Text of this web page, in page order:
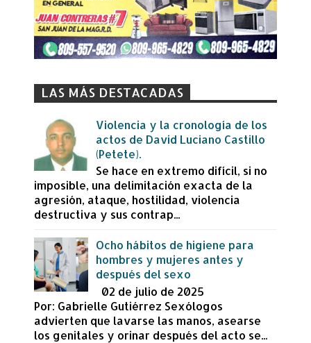
LAS MÁS DESTACADAS
Violencia y la cronología de los
actos de David Luciano Castillo
(Petete).
Se hace en extremo difícil, si no
imposible, una delimitación exacta de la
agresión, ataque, hostilidad, violencia
destructiva y sus contrap...
Ocho hábitos de higiene para
hombres y mujeres antes y
después del sexo
02 de julio de 2025
Por: Gabrielle Gutiérrez Sexólogos
advierten que lavarse las manos, asearse
los genitales y orinar después del acto se...